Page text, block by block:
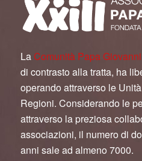
La Comunità Papa
di contrasto alla tratta, ha
operando attraverso le
Regioni. Considerando le
attraverso la preziosa
associazioni, il numero di
anni sale ad almeno 7000.